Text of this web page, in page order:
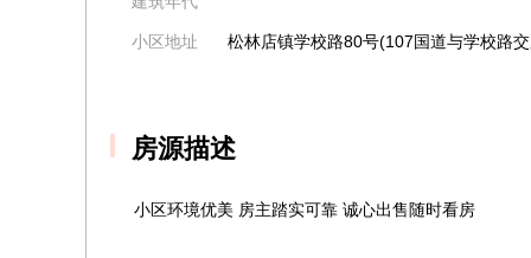
小区地址 松林店镇学校路80号(107国道与学校路
房源描述
小区环境优美 房主踏实可靠 诚心出售随时看房